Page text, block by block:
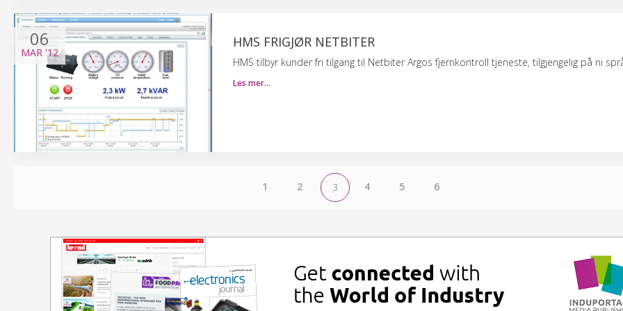
06
MAR '12
HMS FRIGJØR NETBITER
HMS tilbyr kunder fri tilgang til Netbiter Argos fjernkontroll tjeneste, tilgjengelig på ni
Les mer…
1 2 3 4 5 6